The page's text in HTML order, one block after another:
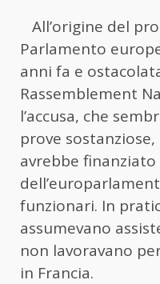
All’origine del
Parlamento
anni fa e
Rassemblement
l’accusa, che
prove
avrebbe
funzionari. In
assumevano
non lavoravano
in Francia.